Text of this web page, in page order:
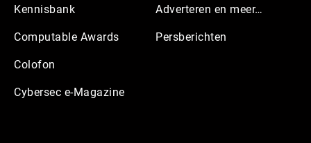
Kennisbank
Computable Awards
Colofon
Cybersec e-Magazine
Adverteren en meer…
Persberichten